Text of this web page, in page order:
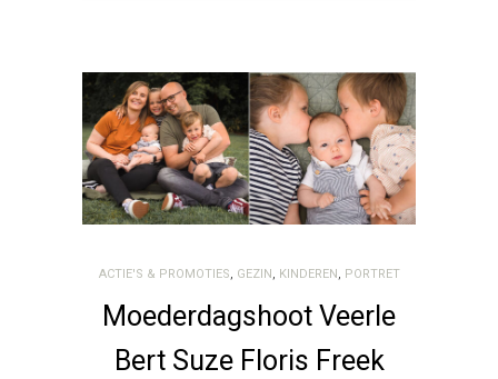
ACTIE'S & PROMOTIES, GEZIN , KINDEREN , PORTRET
Moederdagshoot Veerle
Bert Suze Floris Freek